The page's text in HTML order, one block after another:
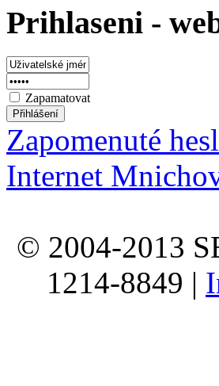
Prihlaseni -
Zapamatovat
Zapomenuté
Internet
© 2004-2013
1214-8849 |